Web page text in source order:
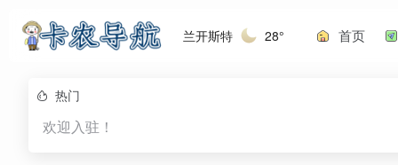
兰开斯特 28° 首页
热门
欢迎入驻！